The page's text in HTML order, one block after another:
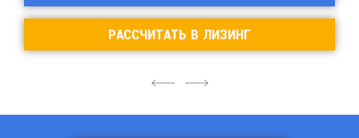
4
РАССЧИТАТЬ В ЛИЗИНГ
6